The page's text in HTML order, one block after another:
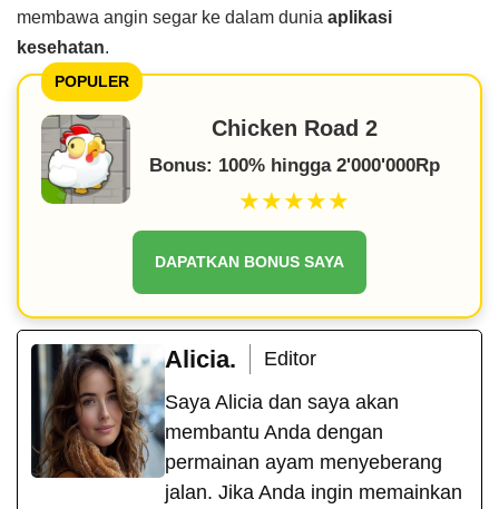
membawa angin segar ke dalam dunia aplikasi
kesehatan.
POPULER
Chicken Road 2
Bonus: 100% hingga 2'000'000Rp
★★★★★
DAPATKAN BONUS SAYA
Alicia.
Editor
Saya Alicia dan saya akan
membantu Anda dengan
permainan ayam menyeberang
jalan. Jika Anda ingin memainkan